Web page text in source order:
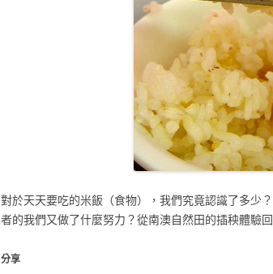
對於天天要吃的米飯（食物），我們究竟認識了多少
者的我們又做了什麼努力？從南澳自然田的插秧體驗
分享